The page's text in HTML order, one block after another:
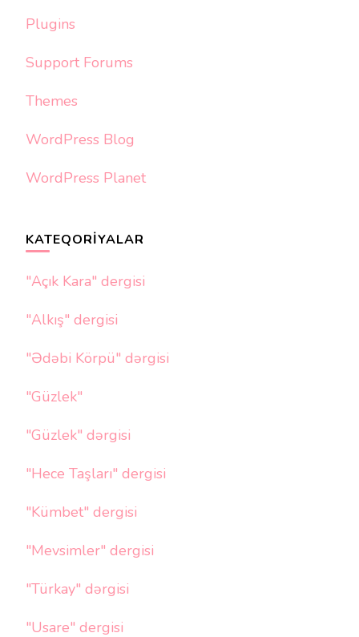
Plugins
Support Forums
Themes
WordPress Blog
WordPress Planet
KATEQORIYALAR
"Açık Kara" dergisi
"Alkış" dergisi
"Ədəbi Körpü" dərgisi
"Güzlek"
"Güzlek" dərgisi
"Hece Taşları" dergisi
"Kümbet" dergisi
"Mevsimler" dergisi
"Türkay" dərgisi
"Usare" dergisi